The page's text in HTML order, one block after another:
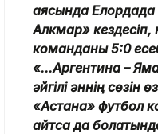
аясында
Алкмар» кездесіп,
команданы 5:0
«...Аргентина –
әйгілі әннің сөзін
«Астана» футбол
айтса да